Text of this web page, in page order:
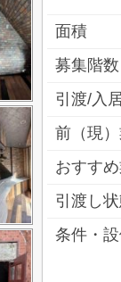
面積
募集階数
引渡/入
前（現
おすす
引渡し
条件・